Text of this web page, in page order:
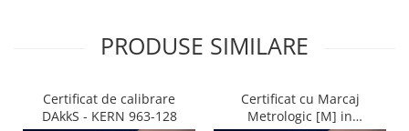
PRODUSE SIMILARE
Certificat de calibrare
DAkkS - KERN 963-128
Certificat cu Marcaj
Metrologic [M] in